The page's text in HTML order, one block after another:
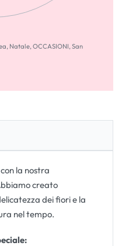
, Natale,OCCASIONI,San
la nostra
creato
dei fiori e la
nel tempo.